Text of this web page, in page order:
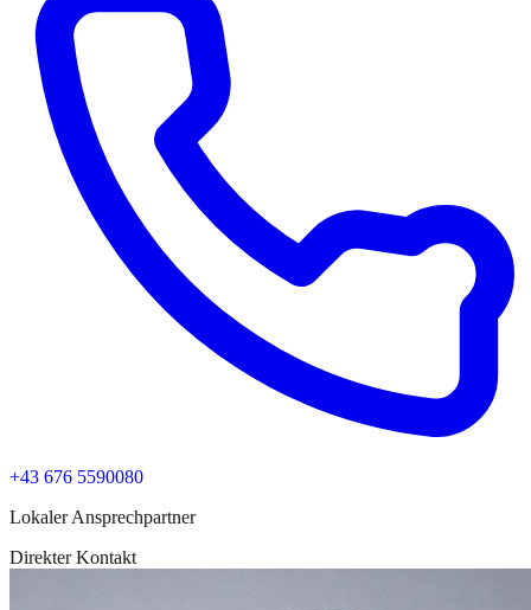
+43 676 5590080
Lokaler Ansprechpartner
Direkter Kontakt